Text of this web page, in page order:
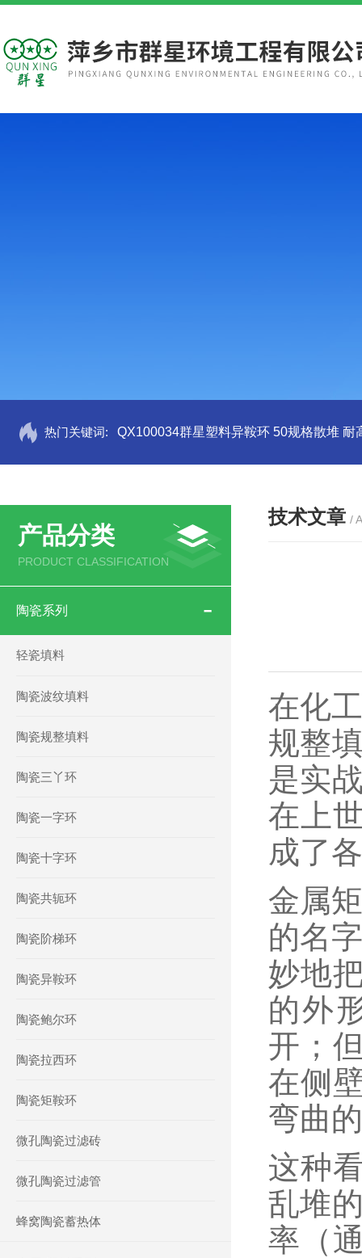
热门关键词: QX100034群星塑料异鞍环 50规格散堆 耐
产品分类
PRODUCT CLASSIFICATION
陶瓷系列
轻瓷填料
陶瓷波纹填料
陶瓷规整填料
陶瓷三丫环
陶瓷一字环
陶瓷十字环
陶瓷共轭环
陶瓷阶梯环
陶瓷异鞍环
陶瓷鲍尔环
陶瓷拉西环
陶瓷矩鞍环
微孔陶瓷过滤砖
微孔陶瓷过滤管
蜂窝陶瓷蓄热体
技术文章 /
在化
规整
是实
在上
成了
金属
的名
妙地
的外
开；
在侧
弯曲
这种
乱堆
率（